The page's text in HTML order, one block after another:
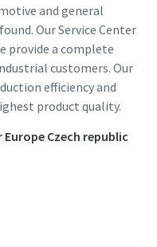
and general
Our Service Center
provide a complete
customers. Our
efficiency and
product quality.
Czech republic